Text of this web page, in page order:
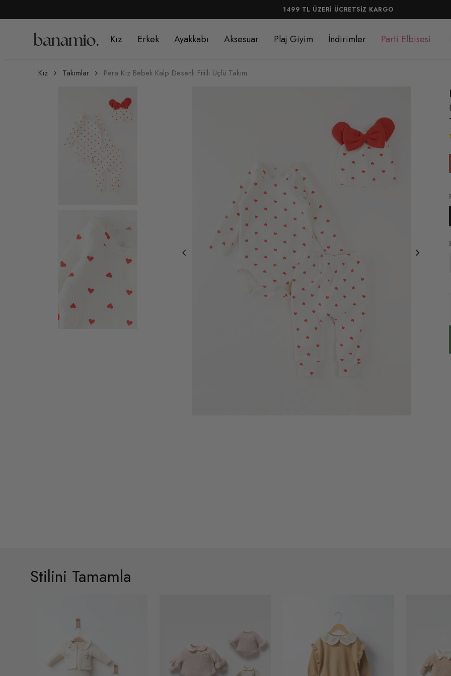
1499 TL ÜZERİ ÜCRETSİZ KARGO
Kız Erkek Ayakkabı Aksesuar Plaj Giyim İndirimler Parti Elbisesi
Kız Takımlar Pera Kız Bebek Kalp Desenli Fitilli Üçlü Takım
Stilini Tamamla